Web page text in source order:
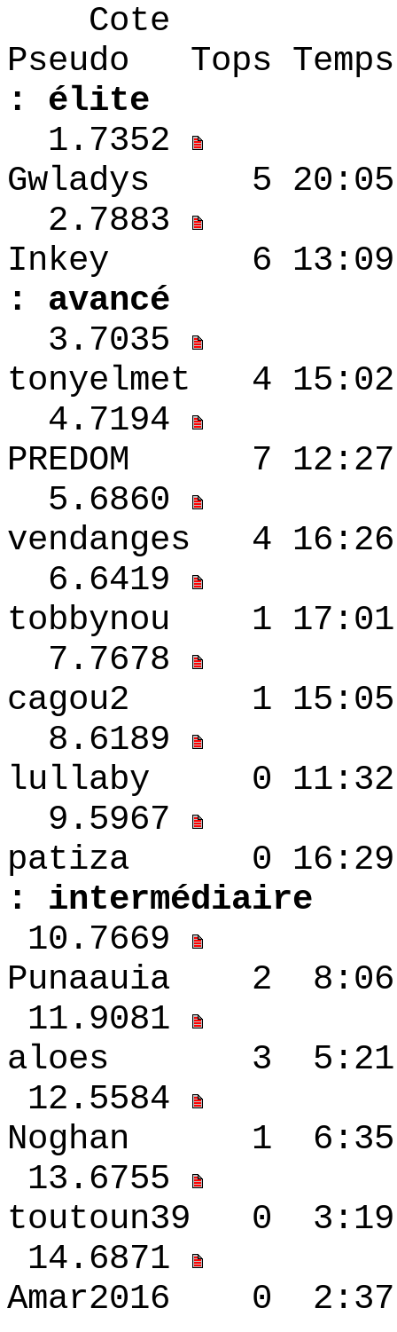
Cote
Pseudo Tops
: élite
1.7352
Gwladys 5
2.7883
Inkey 6
: avancé
3.7035
tonyelmet 4
4.7194
PREDOM 7
5.6860
vendanges 4
6.6419
tobbynou 1
7.7678
cagou2 1
8.6189
lullaby 0
9.5967
patiza 0
: intermédiaire
10.7669
Punaauia 2
11.9081
aloes 3 5:21 -
12.5584
Noghan 1
13.6755
toutoun39 0
14.6871
Amar2016 0